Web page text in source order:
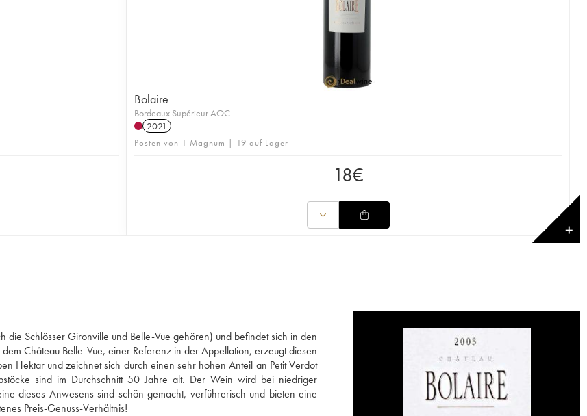
Bolaire
Bordeaux Supérieur AOC
2021
Posten von 1 Magnum | 19 auf Lager
18€
✕
Schlösser Gironville und Belle-Vue gehören) und befindet sich in den
Château Belle-Vue, einer Referenz in der Appellation, erzeugt diesen
Hektar und zeichnet sich durch einen sehr hohen Anteil an Petit Verdot
sind im Durchschnitt 50 Jahre alt. Der Wein wird bei niedriger
dieses Anwesens sind schön gemacht, verführerisch und bieten eine
Preis-Genuss-Verhältnis!